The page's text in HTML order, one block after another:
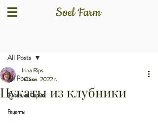
All Posts
Жизнь на Ферме
Рецепты
All Posts
Цукаты из клубники
Irina Rips
10 июн. 2022 г.